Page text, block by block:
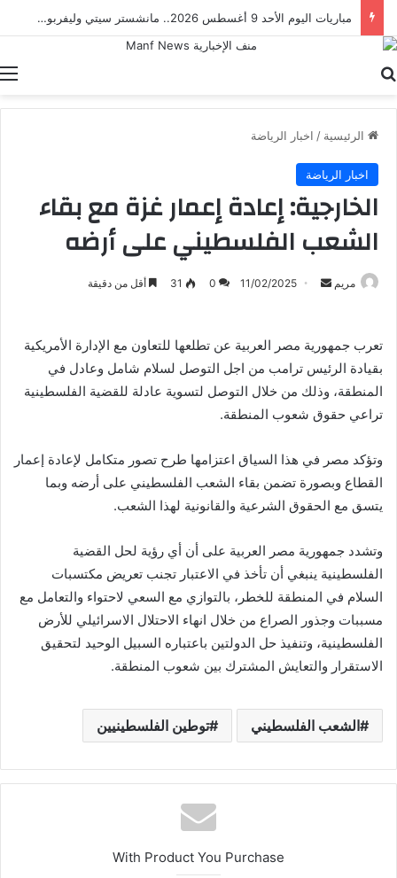
مباريات اليوم الأحد 9 أغسطس 2026.. مانشستر سيتي وليفربول في مواجهات قوية
الرئيسية / اخبار الرياضة
اخبار الرياضة
الخارجية: إعادة إعمار غزة مع بقاء
الشعب الفلسطيني على أرضه
مريم
أرسل 11/02/2025
0
31 أقل من دقيقة
تعرب جمهورية مصر العربية عن تطلعها للتعاون مع الإدارة الأمريكية
بقيادة الرئيس ترامب من اجل التوصل لسلام شامل وعادل في
المنطقة، وذلك من خلال التوصل لتسوية عادلة للقضية الفلسطينية
تراعي حقوق شعوب المنطقة.
وتؤكد مصر في هذا السياق اعتزامها طرح تصور متكامل لإعادة إعمار
القطاع وبصورة تضمن بقاء الشعب الفلسطيني على أرضه وبما
يتسق مع الحقوق الشرعية والقانونية لهذا الشعب.
وتشدد جمهورية مصر العربية على أن أي رؤية لحل القضية
الفلسطينية ينبغي أن تأخذ في الاعتبار تجنب تعريض مكتسبات
السلام في المنطقة للخطر، بالتوازي مع السعي لاحتواء والتعامل مع
مسببات وجذور الصراع من خلال انهاء الاحتلال الاسرائيلي للأرض
الفلسطينية، وتنفيذ حل الدولتين باعتباره السبيل الوحيد لتحقيق
الاستقرار والتعايش المشترك بين شعوب المنطقة.
الشعب الفلسطيني توطين الفلسطينيين
With Product You Purchase